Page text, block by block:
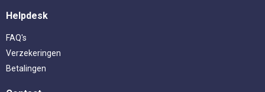
Helpdesk
FAQ's
Verzekeringen
Betalingen